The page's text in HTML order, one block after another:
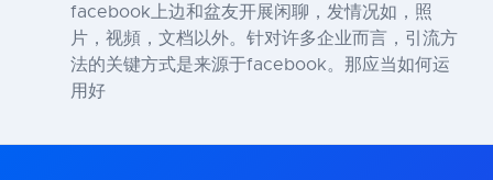
facebook上边和盆友开展闲聊，发情况如，照
片，视頻，文档以外。针对许多企业而言，引流方
法的关键方式是来源于facebook。那应当如何运
用好